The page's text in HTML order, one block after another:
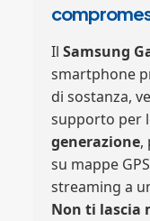
Il Samsung
smartphone
di sostanza,
supporto per
generazione,
su mappe
streaming a
Non ti lascia